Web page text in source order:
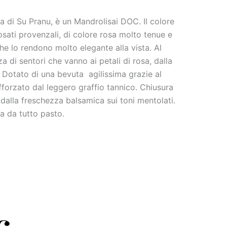
di Su Pranu, è un Mandrolisai DOC. Il colore
provenzali, di colore rosa molto tenue e
lo rendono molto elegante alla vista. Al
di sentori che vanno ai petali di rosa, dalla
di una bevuta agilissima grazie al
dal leggero graffio tannico. Chiusura
freschezza balsamica sui toni mentolati.
da tutto pasto.